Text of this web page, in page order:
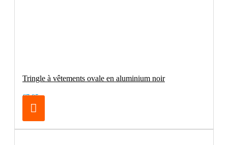
Tringle à vêtements ovale en aluminium noir
€7.95